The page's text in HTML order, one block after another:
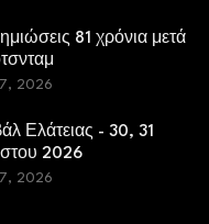
81 χρόνια μετά
2026
Ελάτειας - 30, 31
2026
2026